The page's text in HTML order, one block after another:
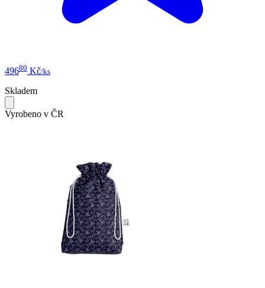
49680 Kč/ks
Skladem
Vyrobeno v ČR